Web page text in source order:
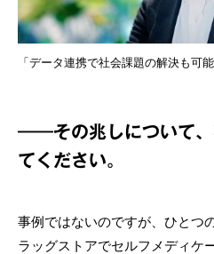
「データ連携で社会課題の解決も可
――その兆しについて、
てください。
事例ではないのですが、ひとつ
ラッグストアでセルフメディケ